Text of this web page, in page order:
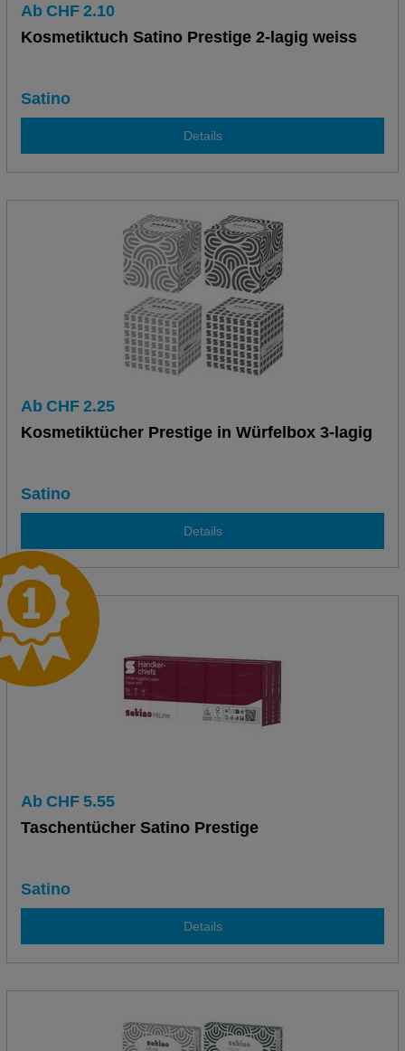
Ab CHF 2.10
Kosmetiktuch Satino Prestige 2-lagig weiss
Satino
Details
Ab CHF 2.25
Kosmetiktücher Prestige in Würfelbox 3-lagig
Satino
Details
Ab CHF 5.55
Taschentücher Satino Prestige
Satino
Details